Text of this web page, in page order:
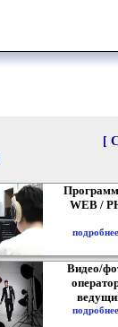
[
WEB /
Видео/